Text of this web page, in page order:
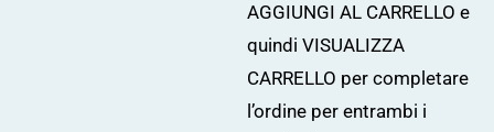
AGGIUNGI AL CARRELLO e
quindi VISUALIZZA
CARRELLO per completare
l’ordine per entrambi i